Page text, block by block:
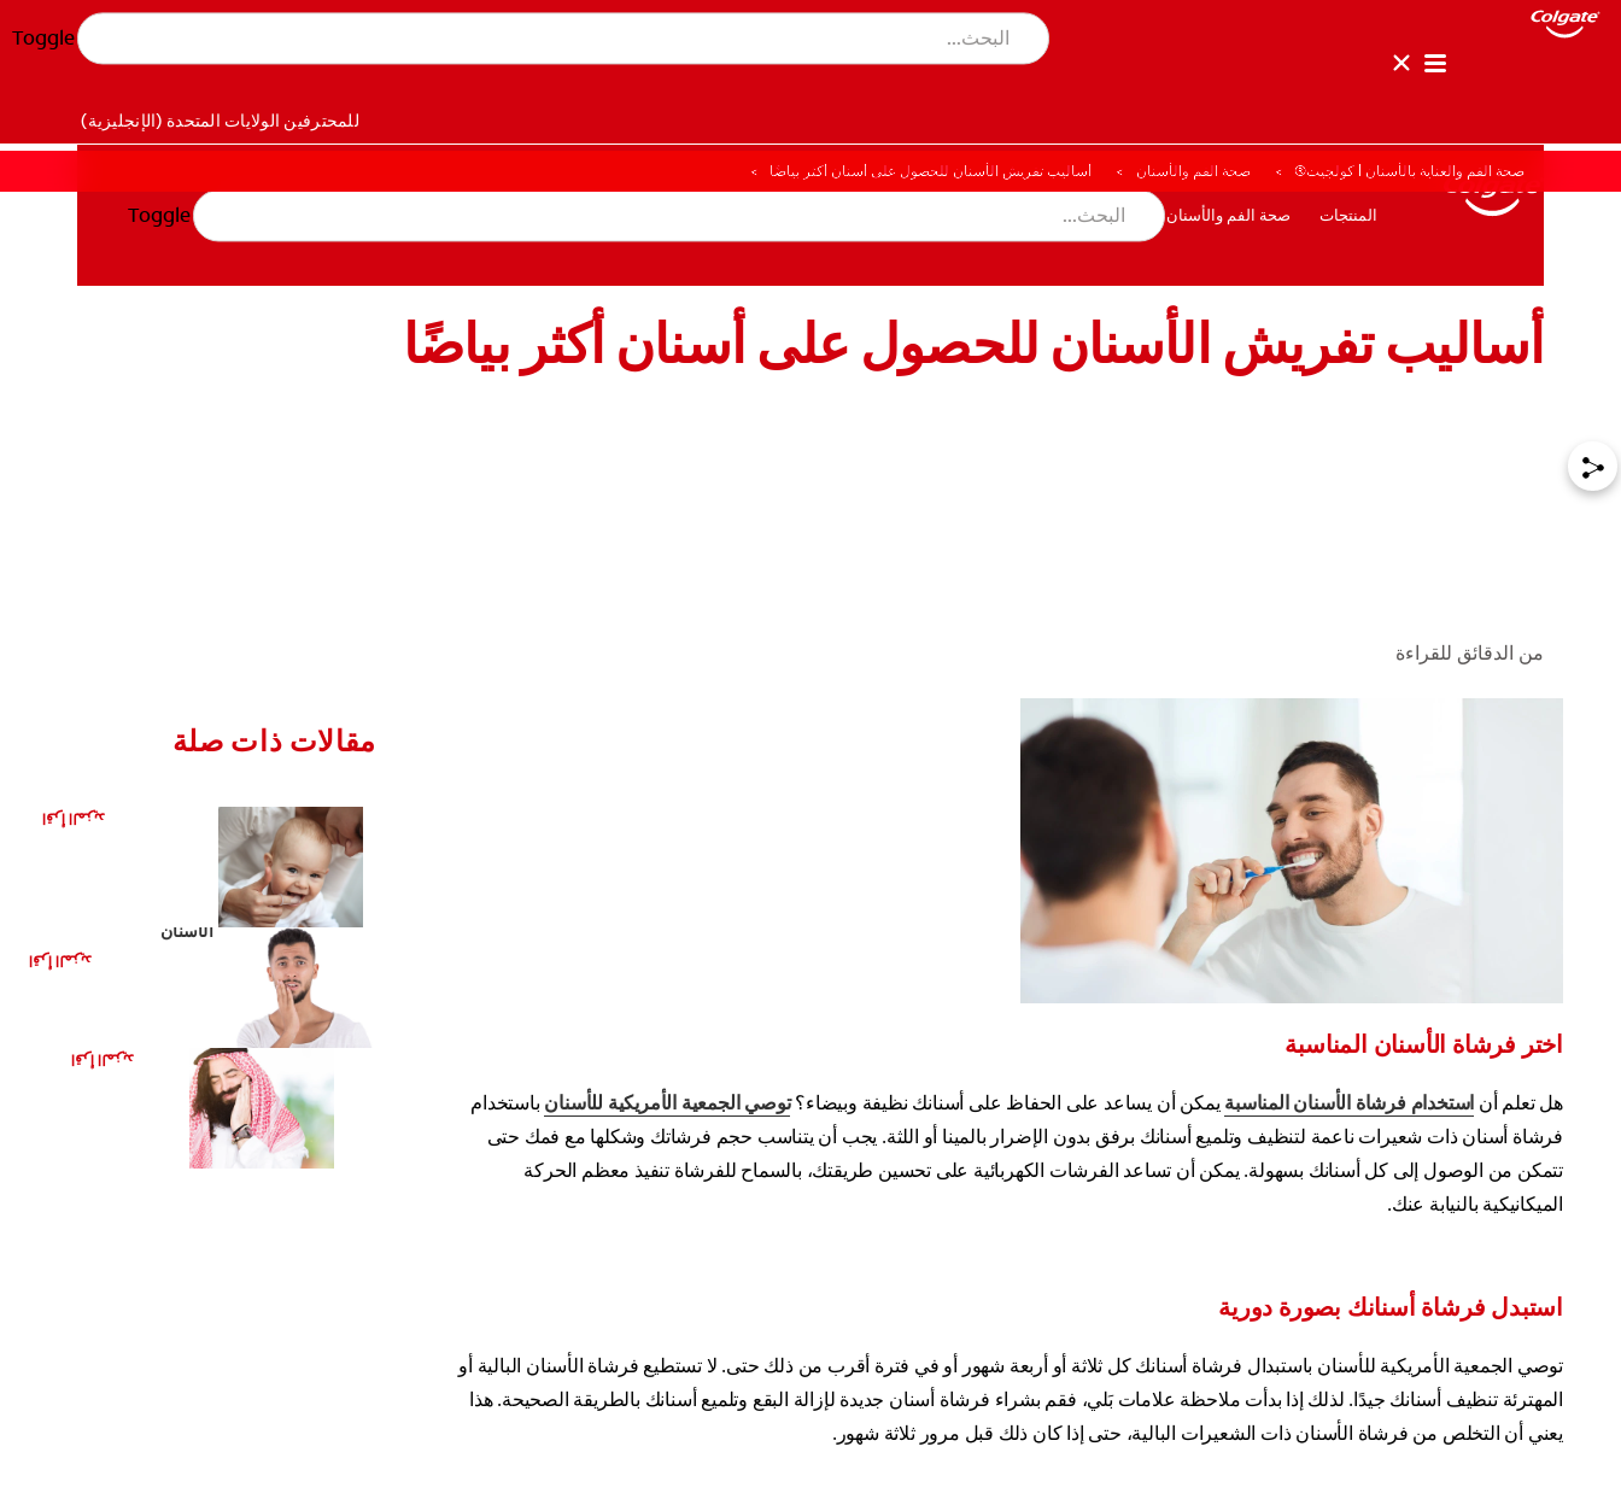
Toggle
المنتجات صحة الفم والأسنان المهمة
للمحترفين الولايات المتحدة (الإنجليزية)
للمحترفين الولايات المتحدة (الإنجليزية)
المنتجات صحة الفم والأسنان المهمة Toggle
صحة الفم والعناية بالأسنان | كولجيت® صحة الفم والأسنان أساليب تفريش الأسنان للحصول على أسنان أكثر بياضًا
أساليب تفريش الأسنان للحصول على أسنان أكثر بياضًا
من الدقائق للقراءة
اختر فرشاة الأسنان المناسبة
هل تعلم أن استخدام فرشاة الأسنان المناسبة يمكن أن يساعد على الحفاظ على أسنانك نظيفة وبيضاء؟توصي الجمعية الأمريكية للأسنان باستخدام
فرشاة أسنان ذات شعيرات ناعمة لتنظيف وتلميع أسنانك برفق بدون الإضرار بالمينا أو اللثة. يجب أن يتناسب حجم فرشاتك وشكلها مع فمك حتى
تتمكن من الوصول إلى كل أسنانك بسهولة. يمكن أن تساعد الفرشات الكهربائية على تحسين طريقتك، بالسماح للفرشاة تنفيذ معظم الحركة
الميكانيكية بالنيابة عنك.
استبدل فرشاة أسنانك بصورة دورية
توصي الجمعية الأمريكية للأسنان باستبدال فرشاة أسنانك كل ثلاثة أو أربعة شهور أو في فترة أقرب من ذلك حتى. لا تستطيع فرشاة الأسنان البالية أو
المهترئة تنظيف أسنانك جيدًا. لذلك إذا بدأت ملاحظة علامات بَلي، فقم بشراء فرشاة أسنان جديدة لإزالة البقع وتلميع أسنانك بالطريقة الصحيحة. هذا
يعني أن التخلص من فرشاة الأسنان ذات الشعيرات البالية، حتى إذا كان ذلك قبل مرور ثلاثة شهور.
مقالات ذات صلة
اقرأ المزيد
الأسنان
اقرأ المزيد
اقرأ المزيد